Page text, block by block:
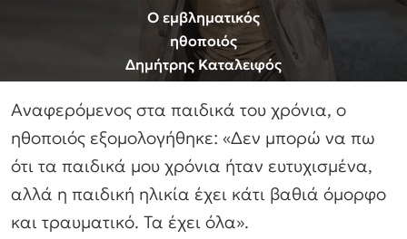
Ο εμβληματικός
ηθοποιός
Δημήτρης Καταλειφός
Αναφερόμενος στα παιδικά του χρόνια, ο
ηθοποιός εξομολογήθηκε: «Δεν μπορώ να πω
ότι τα παιδικά μου χρόνια ήταν ευτυχισμένα,
αλλά η παιδική ηλικία έχει κάτι βαθιά όμορφο
και τραυματικό. Τα έχει όλα».